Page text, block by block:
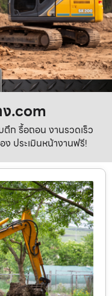
ง.com
ก รื้อถอน งานรวดเร็ว
ง ประเมินหน้างานฟรี!